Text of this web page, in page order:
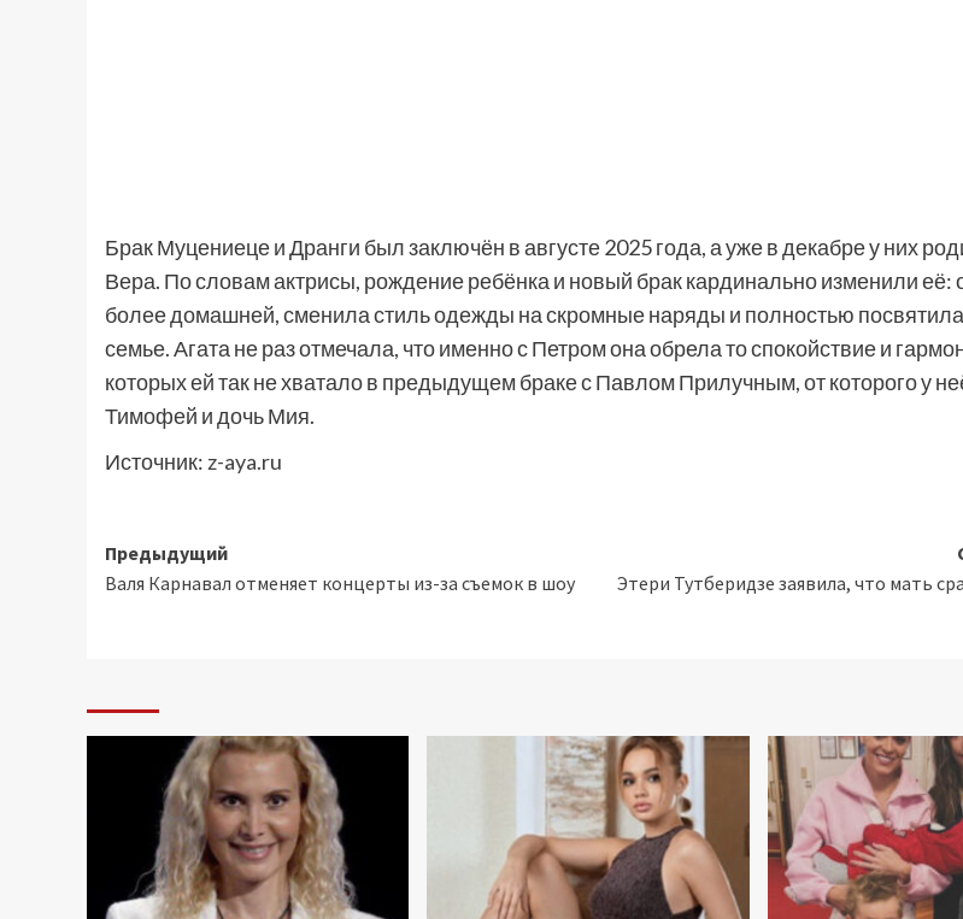
Брак Муцениеце и Дранги был заключён в августе 2025 года, а уже в декабре у них
Вера. По словам актрисы, рождение ребёнка и новый брак кардинально изменили её:
более домашней, сменила стиль одежды на скромные наряды и полностью
семье. Агата не раз отмечала, что именно с Петром она обрела то спокойствие и
которых ей так не хватало в предыдущем браке с Павлом Прилучным, от которого у
Тимофей и дочь Мия.
Источник: z-aya.ru
Навигация
записи
Предыдущий
Валя Карнавал отменяет концерты из-за съемок в шоу
Этери Тутберидзе заявила, что мать